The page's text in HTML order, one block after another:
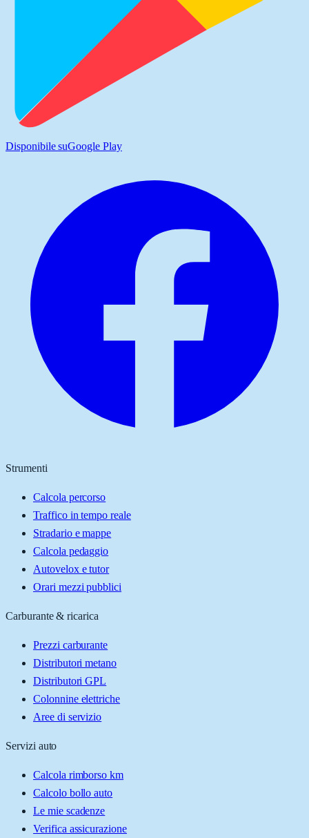
Disponibile suGoogle Play
Strumenti
Calcola percorso
Traffico in tempo reale
Stradario e mappe
Calcola pedaggio
Autovelox e tutor
Orari mezzi pubblici
Carburante & ricarica
Prezzi carburante
Distributori metano
Distributori GPL
Colonnine elettriche
Aree di servizio
Servizi auto
Calcola rimborso km
Calcolo bollo auto
Le mie scadenze
Verifica assicurazione